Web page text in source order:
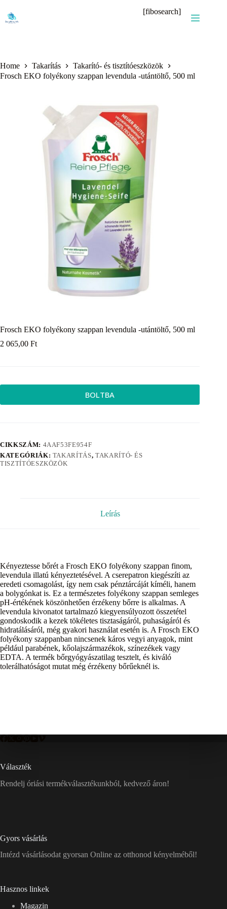
content
[fibosearch]
Home Takarítás
Takarító- és tisztítóeszközök
Frosch EKO folyékony szappan levendula -utántöltő, 500 ml
Frosch EKO folyékony szappan levendula -utántöltő, 500 ml
2 065,00 Ft
BOLTBA
CIKKSZÁM: 4AAF53FE954F
KATEGÓRIÁK: TAKARÍTÁS, TAKARÍTÓ- ÉS
TISZTÍTÓESZKÖZÖK
Leírás
Kényeztesse bőrét a Frosch EKO folyékony szappan finom,
levendula illatú kényeztetésével. A cserepatron kiegészíti az
eredeti csomagolást, így nem csak pénztárcáját kíméli, hanem
a bolygónkat is. Ez a természetes folyékony szappan semleges
pH-értékének köszönhetően érzékeny bőrre is alkalmas. A
levendula kivonatot tartalmazó kiegyensúlyozott összetétel
gondoskodik a kezek tökéletes tisztaságáról, puhaságáról és
hidratálásáról, még gyakori használat esetén is. A Frosch EKO
folyékony szappanban nincsenek káros vegyi anyagok, mint
például parabének, kőolajszármazékok, színezékek vagy
EDTA. A termék bőrgyógyászatilag tesztelt, és kiváló
tolerálhatóságot mutat még érzékeny bőrűeknél is.
Választék
Rendelj óriási termékválasztékunkból, kedvező áron!
Gyors vásárlás
Intézd vásárlásodat gyorsan Online az otthonod kényelméből!
Hasznos linkek
Magazin